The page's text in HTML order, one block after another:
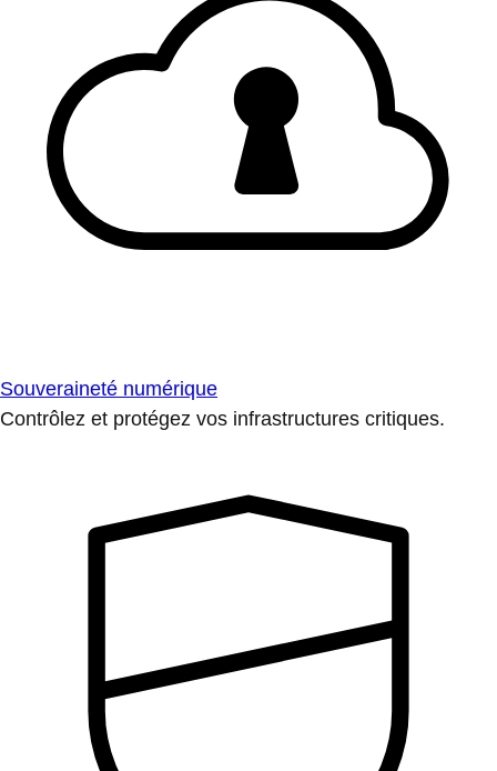
Souveraineté numérique
Contrôlez et protégez vos infrastructures critiques.